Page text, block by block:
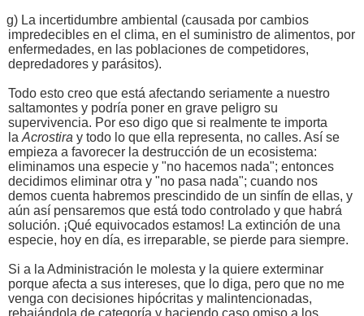
g) La incertidumbre ambiental (causada por cambios
impredecibles en el clima, en el suministro de alimentos, por
enfermedades, en las poblaciones de competidores,
depredadores y parásitos).
Todo esto creo que está afectando seriamente a nuestro
saltamontes y podría poner en grave peligro su
supervivencia. Por eso digo que si realmente te importa
la Acrostira y todo lo que ella representa, no calles. Así se
empieza a favorecer la destrucción de un ecosistema:
eliminamos una especie y "no hacemos nada"; entonces
decidimos eliminar otra y "no pasa nada"; cuando nos
demos cuenta habremos prescindido de un sinfín de ellas, y
aún así pensaremos que está todo controlado y que habrá
solución. ¡Qué equivocados estamos! La extinción de una
especie, hoy en día, es irreparable, se pierde para siempre.
Si a la Administración le molesta y la quiere exterminar
porque afecta a sus intereses, que lo diga, pero que no me
venga con decisiones hipócritas y malintencionadas,